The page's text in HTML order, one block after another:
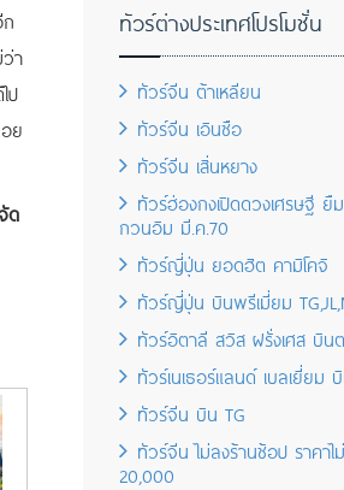
า
ป
ย
ด
ทัวร์ต่างประเทศโปรโมชั่น
ทัวร์จีน ต้าเหลียน
ทัวร์จีน เอินซือ
ทัวร์จีน เสิ่นหยาง
ทัวร์ฮ่องกงเปิดดวงเศรษฐี ยืม
กวนอิม มี.ค.70
ทัวร์ญี่ปุ่น ยอดฮิต คามิโคจิ
ทัวร์ญี่ปุ่น บินพรีเมี่ยม
ทัวร์อิตาลี สวิส ฝรั่งเศส บิน
ทัวร์เนเธอร์แลนด์ เบลเยี่ยม
ทัวร์จีน บิน TG
ทัวร์จีน ไม่ลงร้านช้อป ราคาไ
20,000